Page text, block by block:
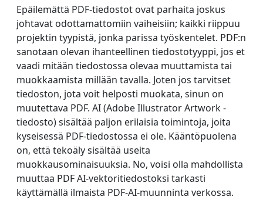
Epäilemättä PDF-tiedostot ovat parhaita joskus
johtavat odottamattomiin vaiheisiin; kaikki riippuu
projektin tyypistä, jonka parissa työskentelet. PDF:n
sanotaan olevan ihanteellinen tiedostotyyppi, jos et
vaadi mitään tiedostossa olevaa muuttamista tai
muokkaamista millään tavalla. Joten jos tarvitset
tiedoston, jota voit helposti muokata, sinun on
muutettava PDF. AI (Adobe Illustrator Artwork -
tiedosto) sisältää paljon erilaisia toimintoja, joita
kyseisessä PDF-tiedostossa ei ole. Kääntöpuolena
on, että tekoäly sisältää useita
muokkausominaisuuksia. No, voisi olla mahdollista
muuttaa PDF AI-vektoritiedostoksi tarkasti
käyttämällä ilmaista PDF-AI-muunninta verkossa.